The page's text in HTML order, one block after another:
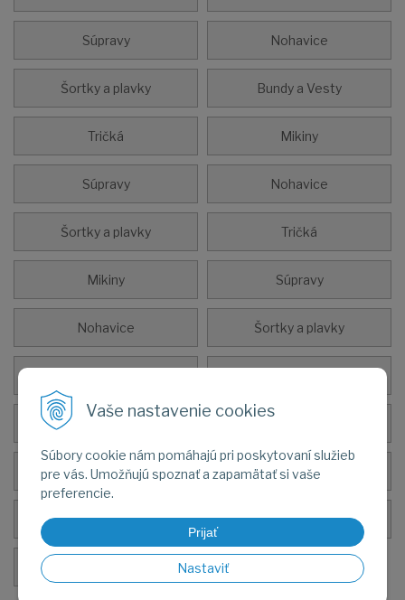
Vaše nastavenie cookies
Súbory cookie nám pomáhajú pri poskytovaní služieb
pre vás. Umožňujú spoznať a zapamätať si vaše
preferencie.
Prijať
Nastaviť
Súpravy Nohavice
Šortky a plavky Bundy a Vesty
Tričká Mikiny
Súpravy Nohavice
Šortky a plavky Tričká
Mikiny Súpravy
Nohavice Šortky a plavky
Outdoor Plávanie
Tréning Futbal